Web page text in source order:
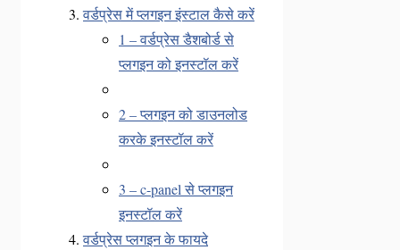
वर्डप्रेस में प्लगइन इंस्टाल कैसे करें
1 – वर्डप्रेस डैशबोर्ड से
प्लगइन को इनस्टॉल करें
2 – प्लगइन को डाउनलोड
करके इनस्टॉल करें
3 – c-panel से प्लगइन
इनस्टॉल करें
वर्डप्रेस प्लगइन के फायदे